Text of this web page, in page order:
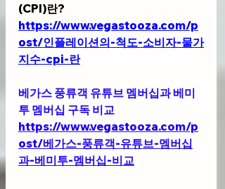
(CPI)란?
https://www.vegastooza.com/p
ost/인플레이션의-척도-소비자-물가
지수-cpi-란
베가스 풍류객 유튜브 멤버십과 베미
투 멤버십 구독 비교
https://www.vegastooza.com/p
ost/베가스-풍류객-유튜브-멤버십
과-베미투-멤버십-비교